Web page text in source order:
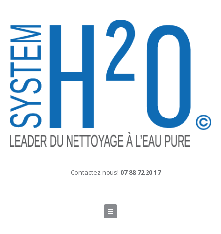
Contactez nous! 07 88 72 20 17